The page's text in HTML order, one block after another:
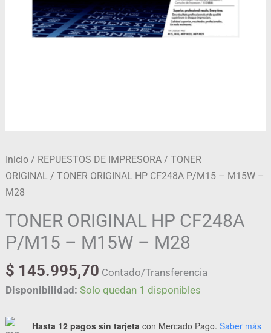
Inicio / REPUESTOS DE IMPRESORA /TONER
ORIGINAL / TONER ORIGINAL HP CF248A P/M15 – M15W –
M28
TONER ORIGINAL HP CF248A
P/M15 – M15W – M28
$ 145.995,70 Contado/Transferencia
Disponibilidad: Solo quedan 1 disponibles
Hasta 12 pagos sin tarjeta con Mercado Pago. Saber más
cantidad